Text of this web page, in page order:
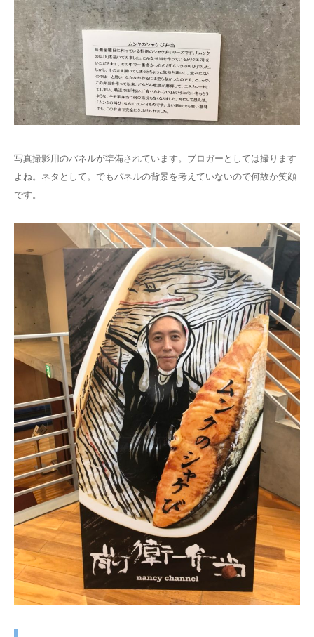
写真撮影用のパネルが準備されています。ブロガーとしては撮ります
よね。ネタとして。でもパネルの背景を考えていないので何故か笑顔
です。